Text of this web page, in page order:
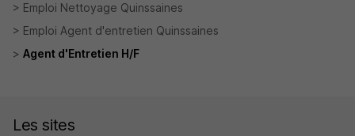
Emploi Nettoyage Quinssaines
Emploi Agent d'entretien Quinssaines
Agent d'Entretien H/F
Les sites